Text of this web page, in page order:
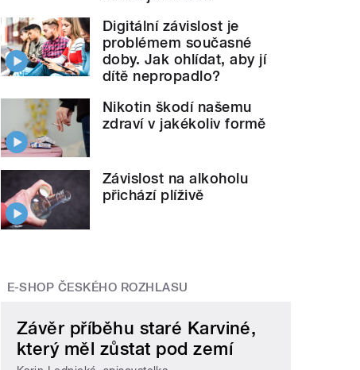
Digitální závislost je
problémem současné
doby. Jak ohlídat, aby jí
dítě nepropadlo?
Nikotin škodí našemu
zdraví v jakékoliv formě
Závislost na alkoholu
přichází plíživě
E-SHOP ČESKÉHO ROZHLASU
Závěr příběhu staré Karviné,
který měl zůstat pod zemí